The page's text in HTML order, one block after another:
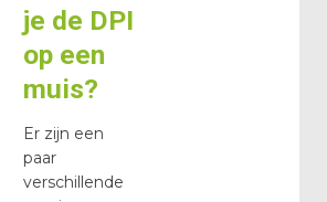
je de DPI
op een
muis?
Er zijn een
paar
verschillende